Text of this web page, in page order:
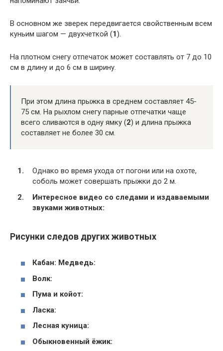
В основном же зверек передвигается свойственным всем
куньим шагом — двухчеткой (1).
На плотном снегу отпечаток может составлять от 7 до 10
см в длину и до 6 см в ширину.
При этом длина прыжка в среднем составляет 45-
75 см. На рыхлом снегу парные отпечатки чаще
всего сливаются в одну ямку (2) и длина прыжка
составляет не более 30 см.
Однако во время ухода от погони или на охоте,
соболь может совершать прыжки до 2 м.
Интересное видео со следами и издаваемыми
звуками животных:
Рисунки следов других животных
Кабан: Медведь:
Волк:
Пума и койот:
Ласка:
Лесная куница:
Обыкновенный ёжик: